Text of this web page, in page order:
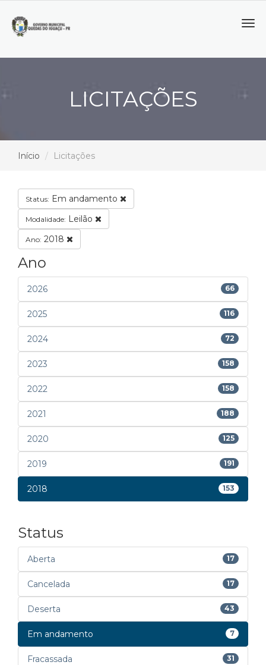
LICITAÇÕES
Início Licitações
Status: Em andamento
Modalidade: Leilão
Ano: 2018
Ano
2026 66
2025 116
2024 72
2023 158
2022 158
2021 188
2020 125
2019 191
2018 153
Status
Aberta 17
Cancelada 17
Deserta 43
Em andamento 7
Fracassada 31